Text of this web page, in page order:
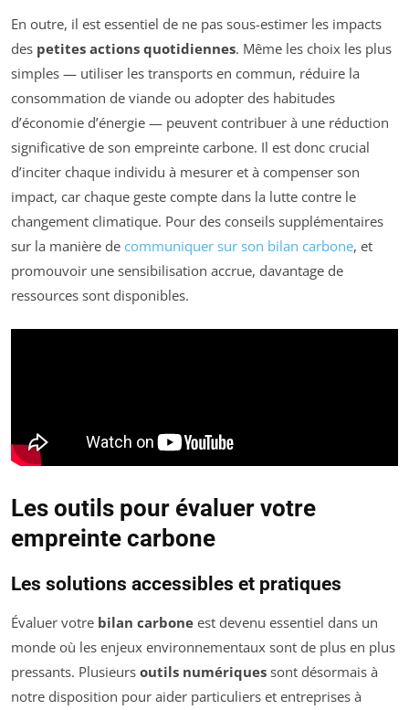
En outre, il est essentiel de ne pas sous-estimer les impacts
des petites actions quotidiennes. Même les choix les plus
simples — utiliser les transports en commun, réduire la
consommation de viande ou adopter des habitudes
d’économie d’énergie — peuvent contribuer à une réduction
significative de son empreinte carbone. Il est donc crucial
d’inciter chaque individu à mesurer et à compenser son
impact, car chaque geste compte dans la lutte contre le
changement climatique. Pour des conseils supplémentaires
sur la manière de communiquer sur son bilan carbone, et
promouvoir une sensibilisation accrue, davantage de
ressources sont disponibles.
Les outils pour évaluer votre
empreinte carbone
Les solutions accessibles et pratiques
Évaluer votre bilan carbone est devenu essentiel dans un
monde où les enjeux environnementaux sont de plus en plus
pressants. Plusieurs outils numériques sont désormais à
notre disposition pour aider particuliers et entreprises à